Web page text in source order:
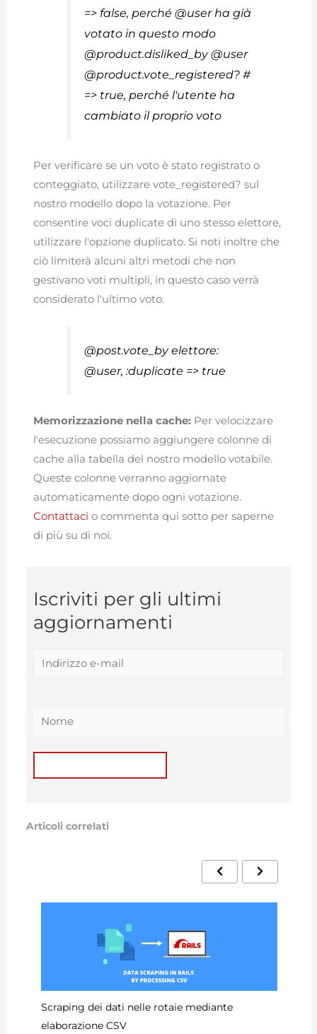
=> false, perché @user ha già
votato in questo modo
@product.disliked_by @user
@product.vote_registered? #
=> true, perché l'utente ha
cambiato il proprio voto
Per verificare se un voto è stato registrato o
conteggiato, utilizzare vote_registered? sul
nostro modello dopo la votazione. Per
consentire voci duplicate di uno stesso elettore,
utilizzare l'opzione duplicato. Si noti inoltre che
ciò limiterà alcuni altri metodi che non
gestivano voti multipli, in questo caso verrà
considerato l'ultimo voto.
@post.vote_by elettore:
@user, :duplicate => true
Memorizzazione nella cache: Per velocizzare
l'esecuzione possiamo aggiungere colonne di
cache alla tabella del nostro modello votabile.
Queste colonne verranno aggiornate
automaticamente dopo ogni votazione.
Contattaci o commenta qui sotto per saperne
di più su di noi.
Iscriviti per gli ultimi
aggiornamenti
Articoli correlati
Scraping dei dati nelle rotaie mediante
elaborazione CSV